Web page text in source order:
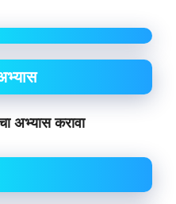
अभ्यास करावा